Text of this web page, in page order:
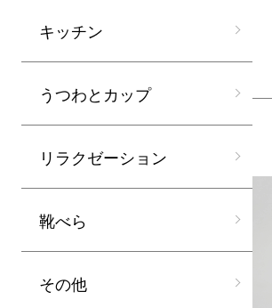
キッチン
うつわとカップ
リラクゼーション
靴べら
その他